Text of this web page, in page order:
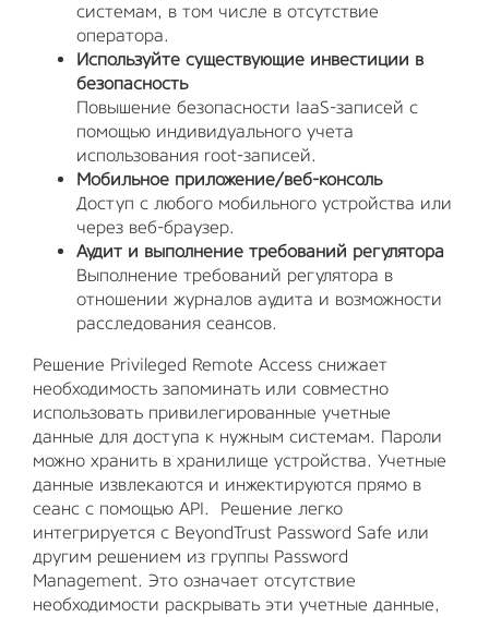
системам, в том числе в отсутствие
оператора.
Используйте существующие инвестиции в
безопасность
Повышение безопасности IaaS-записей с
помощью индивидуального учета
использования root-записей.
Мобильное приложение/веб-консоль
Доступ с любого мобильного устройства или
через веб-браузер.
Аудит и выполнение требований регулятора
Выполнение требований регулятора в
отношении журналов аудита и возможности
расследования сеансов.
Решение Privileged Remote Access снижает
необходимость запоминать или совместно
использовать привилегированные учетные
данные для доступа к нужным системам. Пароли
можно хранить в хранилище устройства. Учетные
данные извлекаются и инжектируются прямо в
сеанс с помощью API. Решение легко
интегрируется с BeyondTrust Password Safe или
другим решением из группы Password
Management. Это означает отсутствие
необходимости раскрывать эти учетные данные,